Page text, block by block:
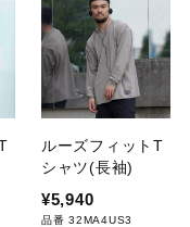
以上のリサイクル素
ルーズフィットT
シャツ(長袖)
¥5,940
品番 32MA4US3